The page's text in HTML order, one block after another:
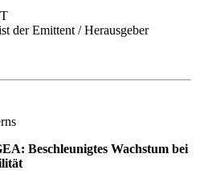
der Emittent / Herausgeber
Beschleunigtes Wachstum bei